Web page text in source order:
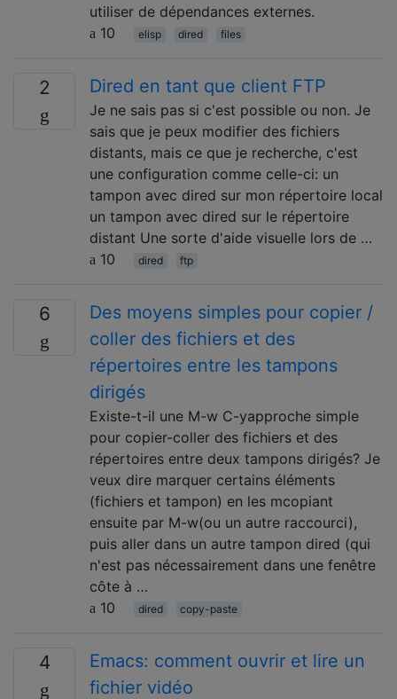
utiliser de dépendances externes.
10
elisp dired files
2 Dired en tant que client FTP
Je ne sais pas si c'est possible ou non. Je
sais que je peux modifier des fichiers
distants, mais ce que je recherche, c'est
une configuration comme celle-ci: un
tampon avec dired sur mon répertoire local
un tampon avec dired sur le répertoire
distant Une sorte d'aide visuelle lors de …
10
dired ftp
6
Des moyens simples pour copier /
coller des fichiers et des
répertoires entre les tampons
dirigés
Existe-t-il une M-w C-yapproche simple
pour copier-coller des fichiers et des
répertoires entre deux tampons dirigés? Je
veux dire marquer certains éléments
(fichiers et tampon) en les mcopiant
ensuite par M-w(ou un autre raccourci),
puis aller dans un autre tampon dired (qui
n'est pas nécessairement dans une fenêtre
côte à …
10
dired copy-paste
4
Emacs: comment ouvrir et lire un
fichier vidéo